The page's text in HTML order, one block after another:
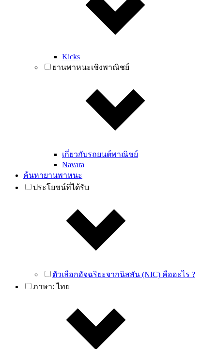
Kicks
ยานพาหนะเชิงพาณิชย์
เกี่ยวกับรถยนต์พาณิชย์
Navara
ค้นหายานพาหนะ
ประโยชน์ที่ได้รับ
ตัวเลือกอัจฉริยะจากนิสสัน (NIC) คืออะไร ?
ภาษา:ไทย